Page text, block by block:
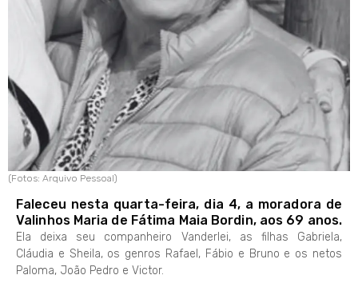
(Fotos: Arquivo Pessoal)
Faleceu nesta quarta-feira, dia 4, a moradora de
Valinhos Maria de Fátima Maia Bordin, aos 69 anos.
Ela deixa seu companheiro Vanderlei, as filhas Gabriela,
Cláudia e Sheila, os genros Rafael, Fábio e Bruno e os netos
Paloma, João Pedro e Victor.